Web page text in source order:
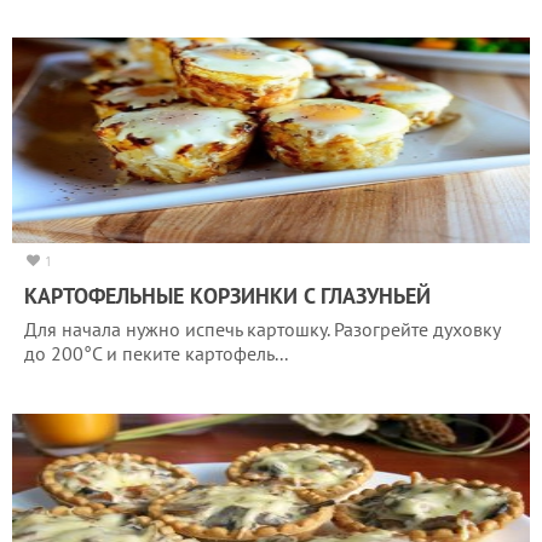
1
КАРТОФЕЛЬНЫЕ КОРЗИНКИ С ГЛАЗУНЬЕЙ
Для начала нужно испечь картошку. Разогрейте духовку
до 200°C и пеките картофель...